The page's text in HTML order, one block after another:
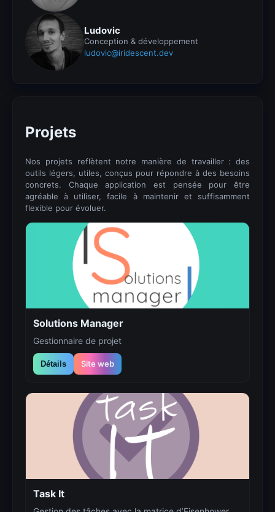
Ludovic
Conception & développement
ludovic@iridescent.dev
Projets
Nos projets reflètent notre manière de travailler : des
outils légers, utiles, conçus pour répondre à des besoins
concrets. Chaque application est pensée pour être
agréable à utiliser, facile à maintenir et suffisamment
flexible pour évoluer.
Solutions Manager
Gestionnaire de projet
Détails Site web
Task It